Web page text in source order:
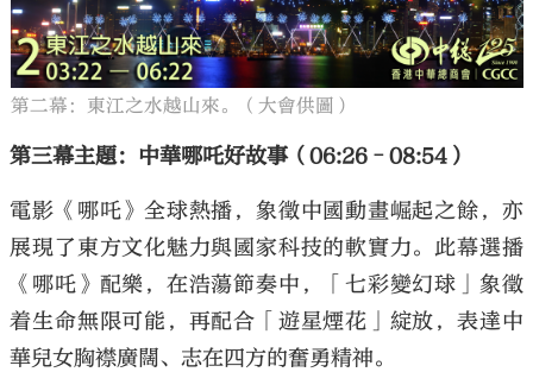
第二幕：東江之水越山來。（大會供圖）
第三幕主題：中華哪吒好故事（06:26–08:54）
電影《哪吒》全球熱播，象徵中國動畫崛起之餘，亦
展現了東方文化魅力與國家科技的軟實力。此幕選播
《哪吒》配樂，在浩蕩節奏中，「七彩變幻球」象徵
着生命無限可能，再配合「遊星煙花」綻放，表達中
華兒女胸襟廣闊、志在四方的奮勇精神。